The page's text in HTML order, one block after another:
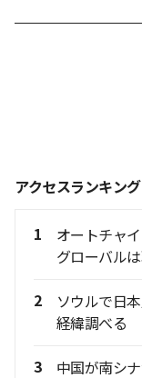
アクセスランキング
1
オートチャ
グローバル
2
ソウルで日
経緯調べる
3
中国が南シ